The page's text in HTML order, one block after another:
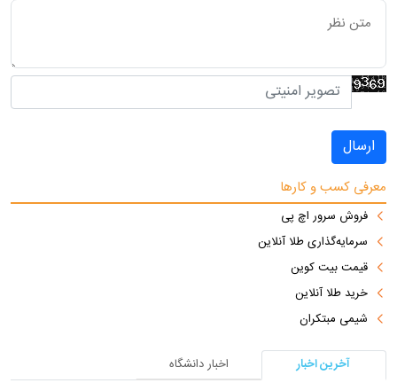
ارسال
معرفی کسب و کارها
فروش سرور اچ پی
سرمایه‌گذاری طلا آنلاین
قیمت بیت کوین
خرید طلا آنلاین
شیمی مبتکران
آخرین اخبار
اخبار دانشگاه